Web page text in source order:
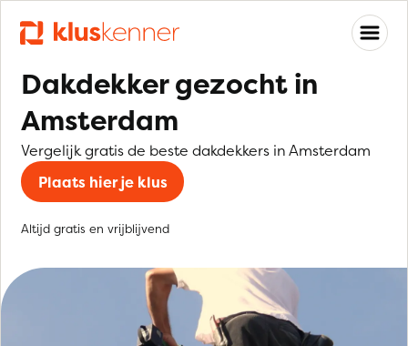
Dakdekker gezocht in
Amsterdam
Vergelijk gratis de beste dakdekkers in Amsterdam
Plaats hier je klus
Altijd gratis en vrijblijvend